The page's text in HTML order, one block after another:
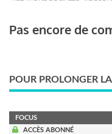
Pas encore de
POUR PROLONGER
FOCUS
ACCÈS ABONNÉ